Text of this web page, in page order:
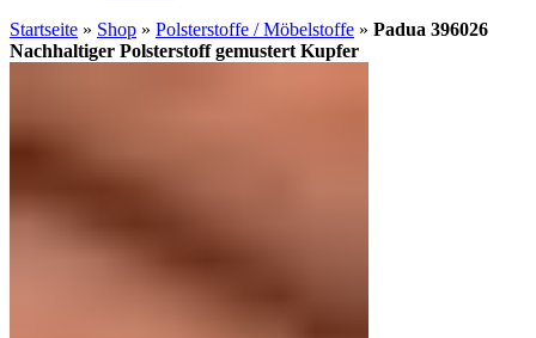
Startseite » Shop » Polsterstoffe / Möbelstoffe » Padua 396026
Nachhaltiger Polsterstoff gemustert Kupfer